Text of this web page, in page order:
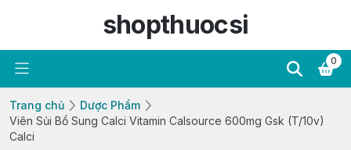
shopthuocsi
0
Trang chủ
Dược Phẩm
Viên Sủi Bổ Sung Calci Vitamin Calsource 600mg Gsk (T/10v)
Calci